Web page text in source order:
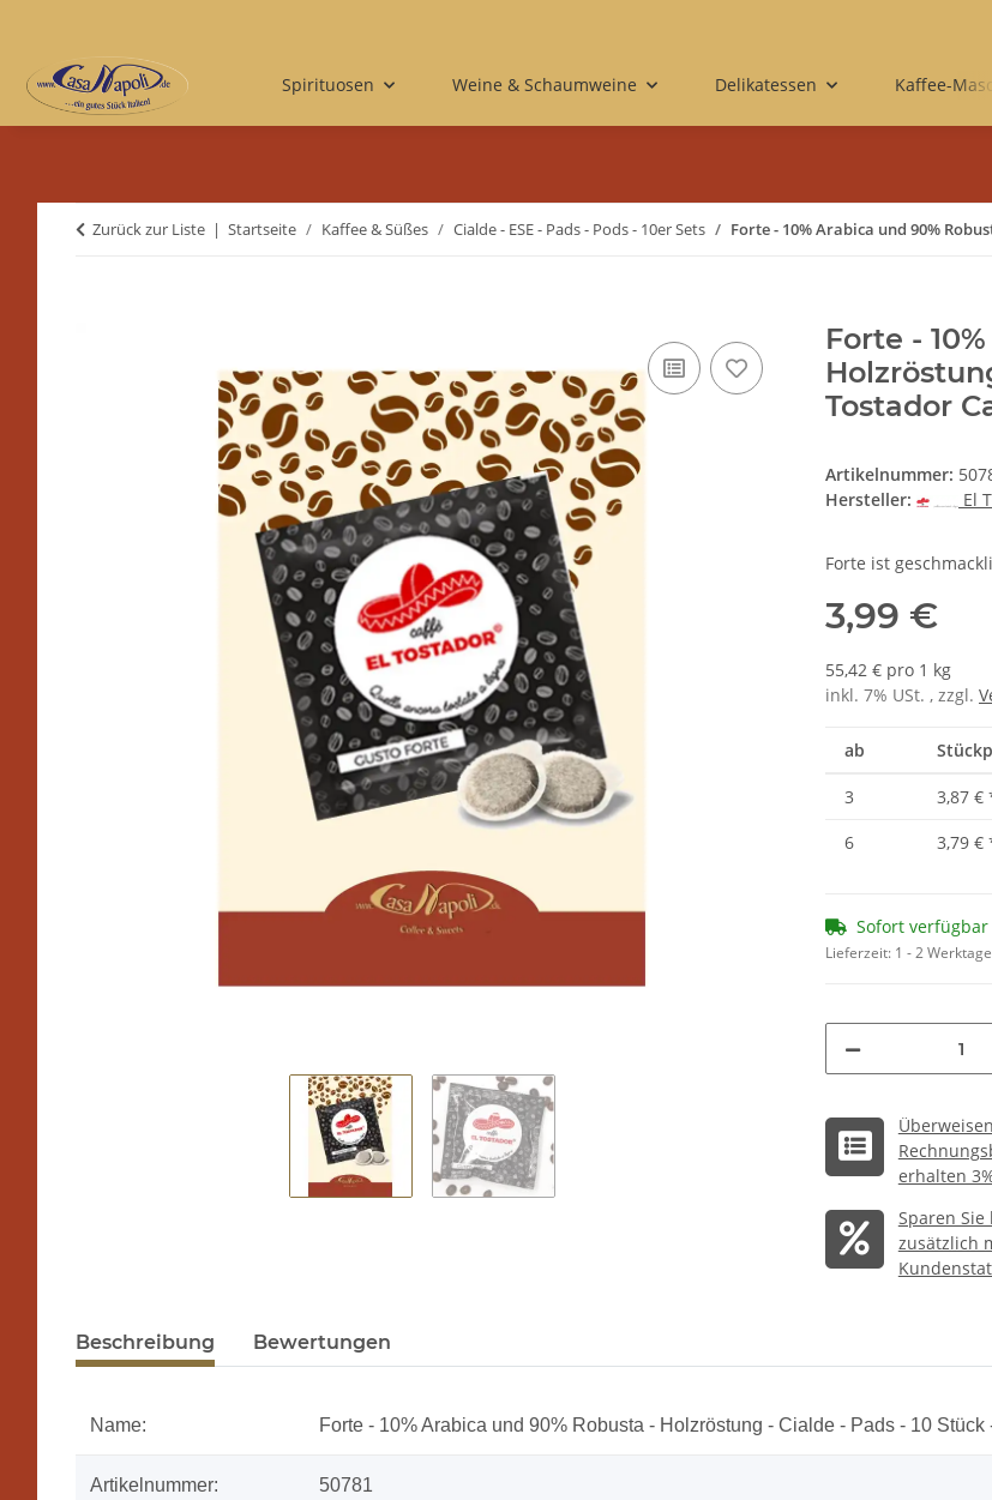
Spirituosen Weine & Schaumweine Delikatessen Kaffee-
Zurück zur Liste Startseite Kaffee & Süßes Cialde - ESE - Pads - Pods - 10er Sets Forte - 10% Arabica und 90%
Forte -
Tostador
Artikelnummer:
Hersteller:
El
Forte ist
3,99 €
55,42 € pro 1 kg
inkl. 7% USt. , zzgl.
ab
3 3,87 €
6
3,79 €
Sofort verfügbar
Lieferzeit: 1 - 2 Werktage
erhalten
Sparen Sie
zusätzlich
Beschreibung Bewertungen
Name: Forte - 10% Arabica und 90% Robusta - Holzröstung - Cialde - Pads - 10 Stück
Artikelnummer: 50781